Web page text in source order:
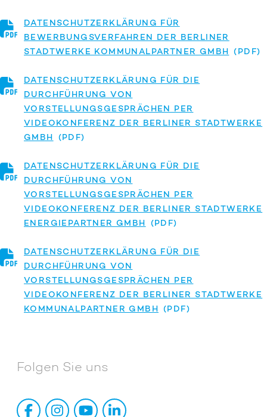
DATENSCHUTZERKLÄRUNG FÜR
BEWERBUNGSVERFAHREN DER BERLINER
STADTWERKE KOMMUNALPARTNER GMBH
DATENSCHUTZERKLÄRUNG FÜR DIE
DURCHFÜHRUNG VON
VORSTELLUNGSGESPRÄCHEN PER
VIDEOKONFERENZ DER BERLINER STADTWERKE
GMBH
DATENSCHUTZERKLÄRUNG FÜR DIE
DURCHFÜHRUNG VON
VORSTELLUNGSGESPRÄCHEN PER
VIDEOKONFERENZ DER BERLINER STADTWERKE
ENERGIEPARTNER GMBH
DATENSCHUTZERKLÄRUNG FÜR DIE
DURCHFÜHRUNG VON
VORSTELLUNGSGESPRÄCHEN PER
VIDEOKONFERENZ DER BERLINER STADTWERKE
KOMMUNALPARTNER GMBH
Folgen Sie uns